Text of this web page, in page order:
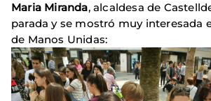
Maria Miranda, alcaldesa de
parada y se mostró muy interesada
de Manos Unidas: